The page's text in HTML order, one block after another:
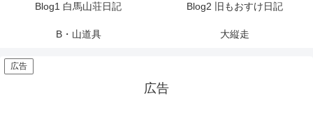
Blog1 白馬山荘日記 Blog2 旧もおすけ日記
B・山道具 大縦走
広告
広告